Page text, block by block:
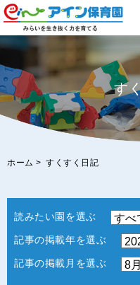
す
ホーム > すくすく日記
読みたい園を選ぶ
記事の掲載年を選ぶ
記事の掲載月を選ぶ